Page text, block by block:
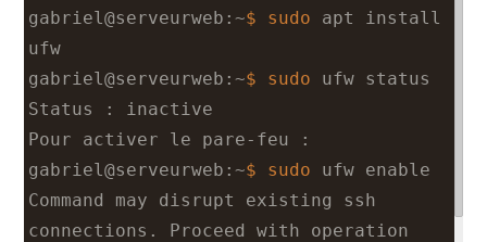
gabriel@serveurweb:~$ sudo apt install
ufw
gabriel@serveurweb:~$ sudo ufw status
Status : inactive
Pour activer le pare-feu :
gabriel@serveurweb:~$ sudo ufw enable
Command may disrupt existing ssh
connections. Proceed with operation